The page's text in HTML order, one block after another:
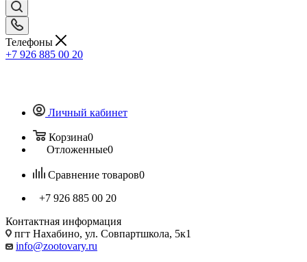
Телефоны
+7 926 885 00 20
Личный кабинет
Корзина0
Отложенные0
Сравнение товаров0
+7 926 885 00 20
Контактная информация
пгт Нахабино, ул. Совпартшкола, 5к1
info@zootovary.ru